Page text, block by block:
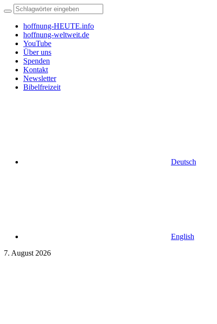
hoffnung-HEUTE.info
hoffnung-weltweit.de
YouTube
Über uns
Spenden
Kontakt
Newsletter
Bibelfreizeit
Deutsch
English
7. August 2026